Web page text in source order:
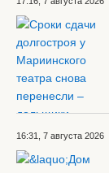
16:31, 7 августа 2026